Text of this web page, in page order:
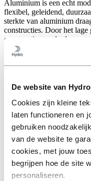
De website van
Cookies zijn kleine
laten functioneren en
gebruiken
van de website te
cookies, met jouw
begrijpen hoe de site
personaliseren.
Aluminium is een echt
flexibel, geleidend,
sterkte van aluminium
constructies. Door het
constructie een derde van
De hoge sterkte-
de belasting op de
minimaliseren de kosten
materiaal. Aluminium kan
maken om te bouwen.
Daarnaast is aluminium
geanodiseerd of geverfd
Aluminium biedt ook
aantal kleuren, stijlen,
een architect, ingenieur of
Hydro